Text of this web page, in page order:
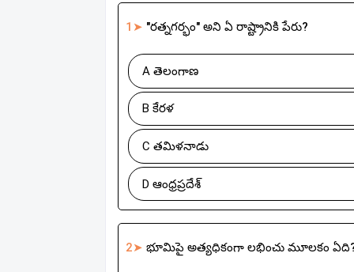
1➤ "రత్నగర్భం" అని ఏ రాష్ట్రానికి పేరు?
A తెలంగాణ
B కేరళ
C తమిళనాడు
D ఆంధ్రప్రదేశ్
2➤ భూమిపై అత్యధికంగా లభించు మూలకం